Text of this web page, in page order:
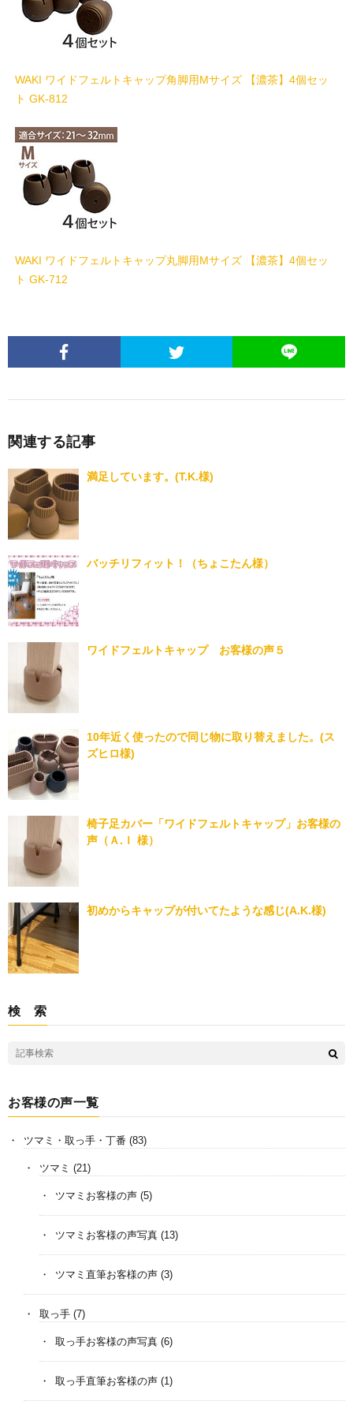
WAKI ワイドフェルトキャップ角脚用Mサイズ 【濃茶】4個セッ
ト GK-812
WAKI ワイドフェルトキャップ丸脚用Mサイズ 【濃茶】4個セッ
ト GK-712
関連する記事
満足しています。(T.K.様)
バッチリフィット！（ちょこたん様）
ワイドフェルトキャップ お客様の声５
10年近く使ったので同じ物に取り替えました。(ス
ズヒロ様)
椅子足カバー「ワイドフェルトキャップ」お客様の
声（Ａ.Ｉ 様）
初めからキャップが付いてたような感じ(A.K.様)
検 索
お客様の声一覧
ツマミ・取っ手・丁番 (83)
ツマミ (21)
ツマミお客様の声 (5)
ツマミお客様の声写真 (13)
ツマミ直筆お客様の声 (3)
取っ手 (7)
取っ手お客様の声写真 (6)
取っ手直筆お客様の声 (1)